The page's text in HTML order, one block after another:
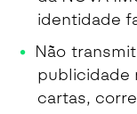
identidade
Não
publicidade
cartas,